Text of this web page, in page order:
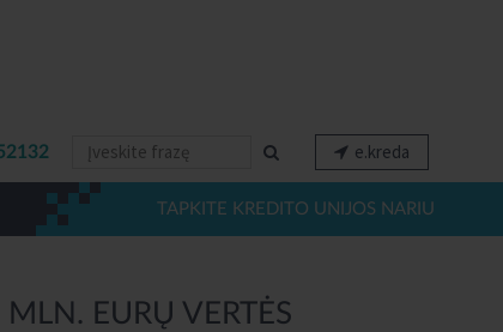
e.kreda
TAPKITE KREDITO UNIJOS NARIU
EURŲ VERTĖS